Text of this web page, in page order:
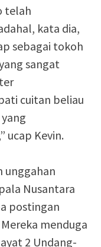
telah
kata dia,
sebagai tokoh
sangat
cuitan beliau
ucap Kevin.
unggahan
Nusantara
postingan
menduga
2 Undang-